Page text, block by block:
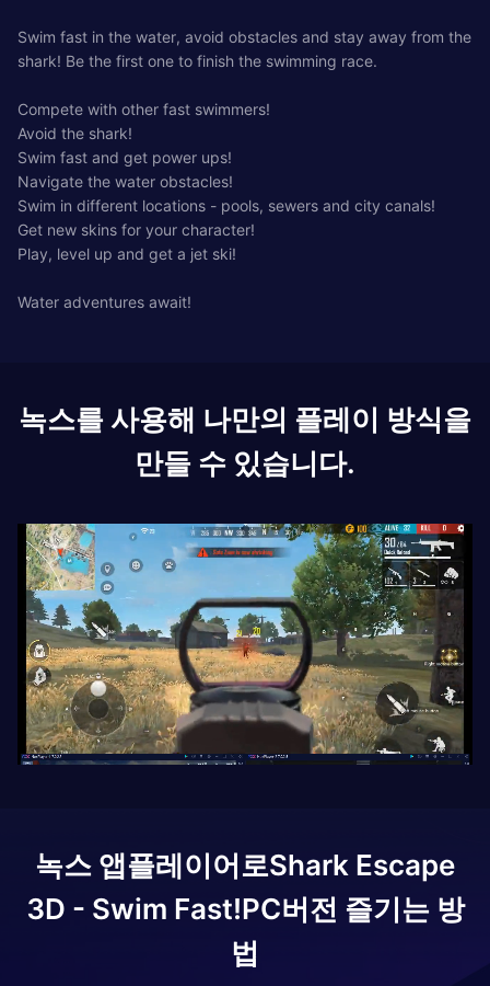
Swim fast in the water, avoid obstacles and stay away from the
shark! Be the first one to finish the swimming race.
Compete with other fast swimmers!
Avoid the shark!
Swim fast and get power ups!
Navigate the water obstacles!
Swim in different locations - pools, sewers and city canals!
Get new skins for your character!
Play, level up and get a jet ski!
Water adventures await!
녹스를 사용해 나만의 플레이 방식을
만들 수 있습니다.
녹스 앱플레이어로Shark Escape
3D - Swim Fast!PC버전 즐기는 방
법